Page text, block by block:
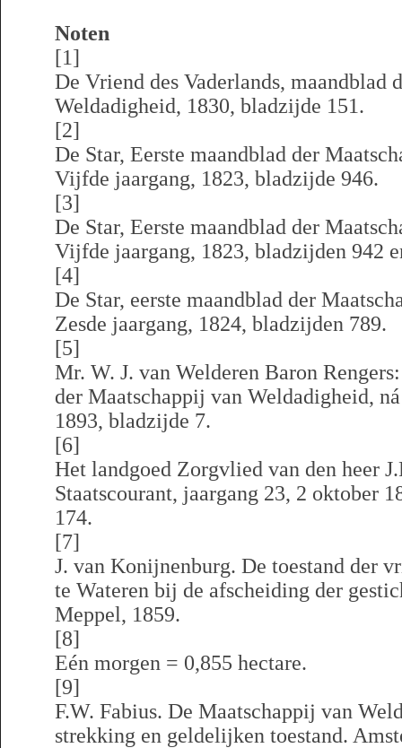
Noten
[1]
De Vriend des Vaderlands, maandblad
Weldadigheid, 1830, bladzijde 151.
[2]
De Star, Eerste maandblad der
Vijfde jaargang, 1823, bladzijde 946.
[3]
De Star, Eerste maandblad der
Vijfde jaargang, 1823, bladzijden 942
[4]
De Star, eerste maandblad der
Zesde jaargang, 1824, bladzijden 789.
[5]
Mr. W. J. van Welderen Baron
der Maatschappij van Weldadigheid,
1893, bladzijde 7.
[6]
Het landgoed Zorgvlied van den heer
Staatscourant, jaargang 23, 2 oktober
174.
[7]
J. van Konijnenburg. De toestand der
te Wateren bij de afscheiding der
Meppel, 1859.
[8]
Eén morgen = 0,855 hectare.
[9]
F.W. Fabius. De Maatschappij van
strekking en geldelijken toestand.